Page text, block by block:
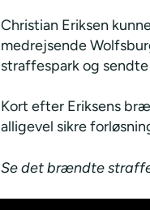
Christian Eriksen
medrejsende
straffespark og
Kort efter Eriksens
alligevel sikre
Se det brændte